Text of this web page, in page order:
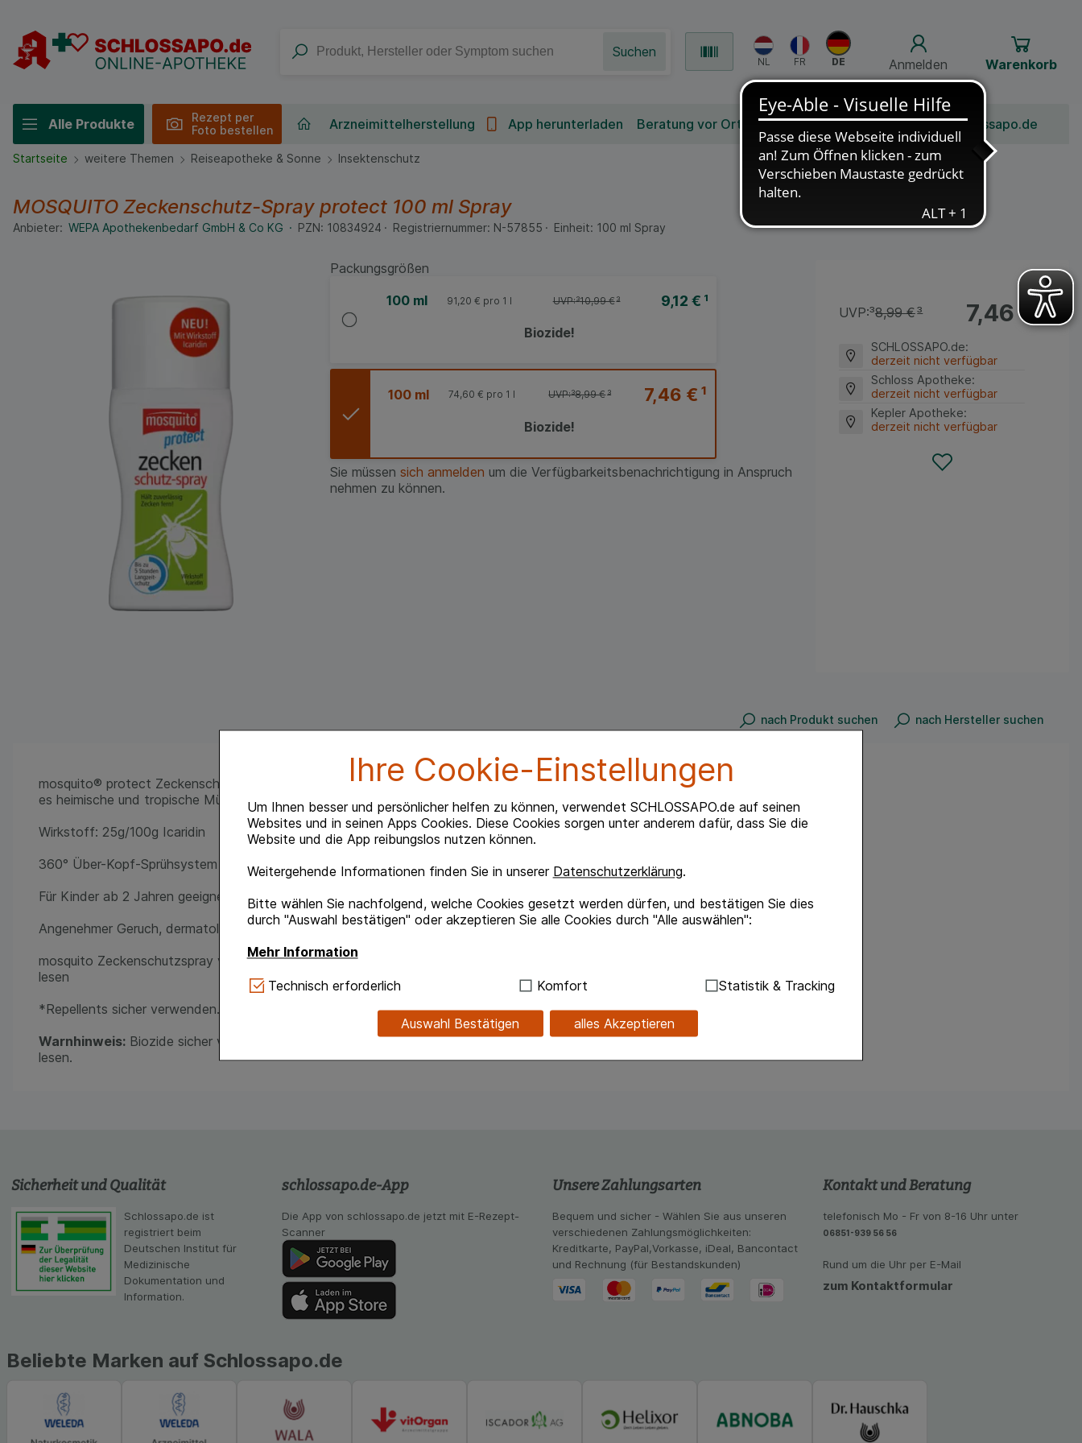
Ihre Cookie-Einstellungen
Um Ihnen besser und persönlicher helfen zu können, verwendet SCHLOSSAPO.de auf seinen
Websites und in seinen Apps Cookies. Diese Cookies sorgen unter anderem dafür, dass Sie die
Website und die App reibungslos nutzen können.
Weitergehende Informationen finden Sie in unserer Datenschutzerklärung.
Bitte wählen Sie nachfolgend, welche Cookies gesetzt werden dürfen, und bestätigen Sie dies
durch "Auswahl bestätigen" oder akzeptieren Sie alle Cookies durch "Alle auswählen":
Mehr Information
Technisch Notwendig:Hierbei handelt es sich um Cookies, die für die Grundfunktionen unserer
verzichtet werden kann.
gestalten, beispielsweise für die Wiedererkennung des Besuchers oder unsere Seite an bevorzugte
gestalten. Bitte beachten Sie, dass Daten hierfür teilweise an Dritte wie z.B. Google oder soziale
Medien übertragen werden.
Technisch erforderlich Komfort Statistik & Tracking
Auswahl Bestätigen alles Akzeptieren
Anmelden Warenkorb
Suchen
Alle Produkte
Rezept per
Foto bestellen
Arzneimittelherstellung App herunterladen Beratung vor Ort Bonusprogramm Jobs Über Schlossapo.de
Startseite weitere Themen Reiseapotheke & Sonne Insektenschutz
MOSQUITO Zeckenschutz-Spray protect 100 ml Spray
Anbieter: WEPA Apothekenbedarf GmbH & Co KG PZN: 10834924 Registriernummer: N-57855 Einheit: 100 ml Spray
Packungsgrößen
100 ml 9,12 € ¹
UVP:³10,99 €³
91,20 € pro 1 l
Biozide!
100 ml 7,46 €¹
UVP:³8,99 €³
74,60 € pro 1 l
Biozide!
Sie müssen sich anmelden um die Verfügbarkeitsbenachrichtigung in Anspruch
nehmen zu können.
7,46 €¹
UVP:³8,99 €³
SCHLOSSAPO.de:
derzeit nicht verfügbar
Schloss Apotheke:
derzeit nicht verfügbar
Kepler Apotheke:
derzeit nicht verfügbar
nach Produkt suchen nach Hersteller suchen
mosquito® protect Zeckenschutz-Spray bietet Ihnen bis zu 5 Stunden Schutz vor Zecken. Außerdem hält
es heimische und tropische Mücken, sowie Bremsen fern.
Wirkstoff: 25g/100g Icaridin
360° Über-Kopf-Sprühsystem
Für Kinder ab 2 Jahren geeignet
Angenehmer Geruch, dermatologisch getestet
mosquito Zeckenschutzspray vorsichtig verwenden. Vor Gebrauch stets Etikett und Produktinformation
lesen
*Repellents sicher verwenden. Vor Gebrauch stets Kennzeichnung und Produktinformation lesen
Warnhinweis: Biozide sicher verwenden. Vor Gebrauch stets Kennzeichnung und Produktinformation
lesen.
Sicherheit und Qualität
Schlossapo.de ist
registriert beim
Deutschen Institut für
Medizinische
Dokumentation und
Information.
schlossapo.de-App
Die App von schlossapo.de jetzt mit E-Rezept-
Scanner
Unsere Zahlungsarten
Bequem und sicher - Wählen Sie aus unseren
verschiedenen Zahlungsmöglichkeiten:
Kreditkarte, PayPal,Vorkasse, iDeal, Bancontact
und Rechnung (für Bestandskunden)
Kontakt und Beratung
telefonisch Mo - Fr von 8-16 Uhr unter
06851-939 56 56
Rund um die Uhr per E-Mail
zum Kontaktformular
Beliebte Marken auf Schlossapo.de